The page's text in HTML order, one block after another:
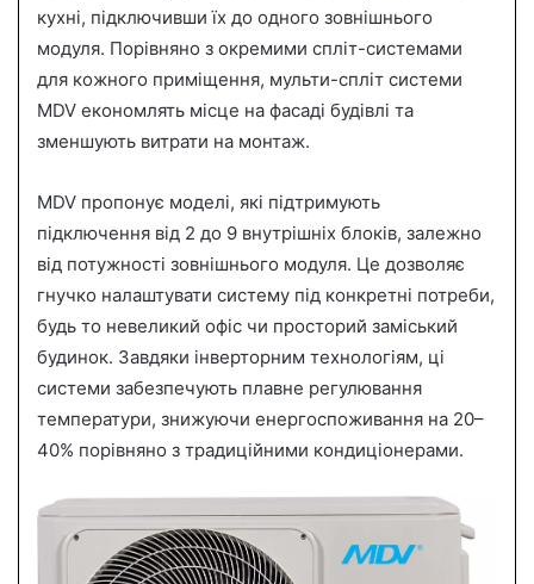
кухні, підключивши їх до одного зовнішнього
модуля. Порівняно з окремими спліт-системами
для кожного приміщення, мульти-спліт системи
MDV економлять місце на фасаді будівлі та
зменшують витрати на монтаж.
MDV пропонує моделі, які підтримують
підключення від 2 до 9 внутрішніх блоків, залежно
від потужності зовнішнього модуля. Це дозволяє
гнучко налаштувати систему під конкретні потреби,
будь то невеликий офіс чи просторий заміський
будинок. Завдяки інверторним технологіям, ці
системи забезпечують плавне регулювання
температури, знижуючи енергоспоживання на 20–
40% порівняно з традиційними кондиціонерами.